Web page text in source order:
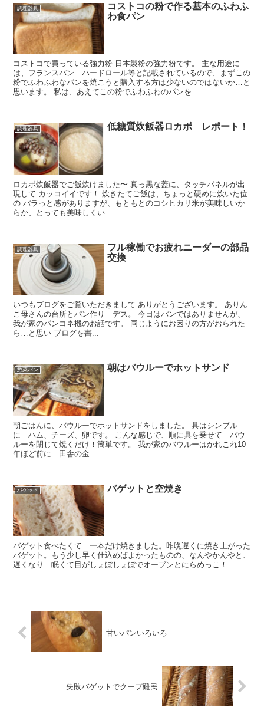
調理器具
コストコの粉で作る基本のふわふ
わ食パン
コストコで買っている強力粉 日本製粉の強力粉です。 主な用途に
は、フランスパン ハードロール等と記載されているので、まずこの
粉でふわふわなパンを焼こうと購入する方は少ないのではないか…と
思います。 私は、あえてこの粉でふわふわのパンを...
調理器具 低糖質炊飯器ロカボ レポート！
ロカボ炊飯器でご飯炊けました〜 真っ黒な蓋に、タッチパネルが出
現して カッコイイです！ 炊きたてご飯は、ちょっと硬めに炊いた位
の パラっと感がありますが、もともとのコシヒカリ米が美味しいか
らか、とっても美味しくい...
調理器具
フル稼働でお疲れニーダーの部品
交換
いつもブログをご覧いただきまして ありがとうございます。 ありん
こ母さんの台所とパン作り デス。 今日はパンではありませんが、
我が家のパンコネ機のお話です。 同じようにお困りの方がおられた
ら…と思い ブログを書...
惣菜パン 朝はバウルーでホットサンド
朝ごはんに、バウルーでホットサンドをしました。 具はシンプル
に ハム、チーズ、卵です。 こんな感じで、順に具を乗せて バウ
ルーを閉じて焼くだけ！簡単です。 我が家のバウルーはかれこれ10
年ほど前に 田舎の金...
バゲット バゲットと空焼き
バゲット食べたくて 一本だけ焼きました。昨晩遅くに焼き上がった
バゲット。もう少し早く仕込めばよかったものの、なんやかんやと、
遅くなり 眠くて目がしょぼしょぼでオーブンとにらめっこ！
甘いパンいろいろ
失敗バゲットでクープ難民